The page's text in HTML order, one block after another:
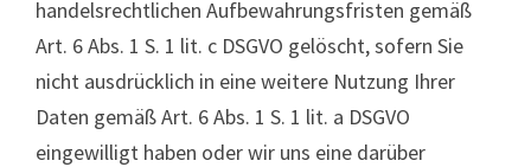
handelsrechtlichen Aufbewahrungsfristen gemäß
Art. 6 Abs. 1 S. 1 lit. c DSGVO gelöscht, sofern Sie
nicht ausdrücklich in eine weitere Nutzung Ihrer
Daten gemäß Art. 6 Abs. 1 S. 1 lit. a DSGVO
eingewilligt haben oder wir uns eine darüber